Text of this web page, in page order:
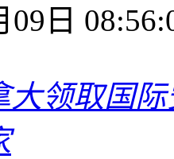
09日
大领取国